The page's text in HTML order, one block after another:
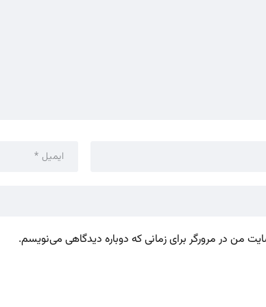
من در مرورگر برای زمانی که دوباره دیدگاهی می‌نویسم.